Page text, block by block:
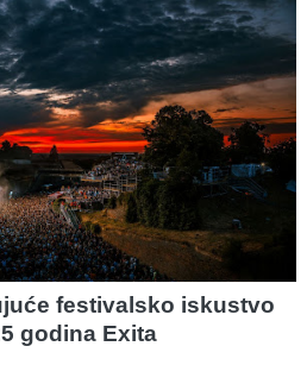
festivalsko iskustvo
godina Exita